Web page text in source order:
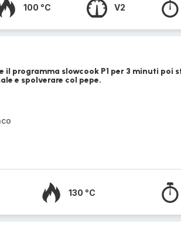
100 °C V2
il programma slowcook P1 per 3 minuti poi
e spolverare col pepe.
130 °C